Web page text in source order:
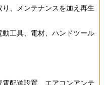
、メンテナンスを加え再生
工具、電材、ハンドツール
配送設置、エアコンアンテ